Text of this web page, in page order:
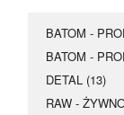
BATOM -
BATOM -
DETAL (13)
RAW -